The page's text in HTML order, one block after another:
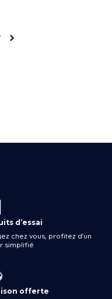

d’essai
chez vous, profitez d'un
simplifié
offerte